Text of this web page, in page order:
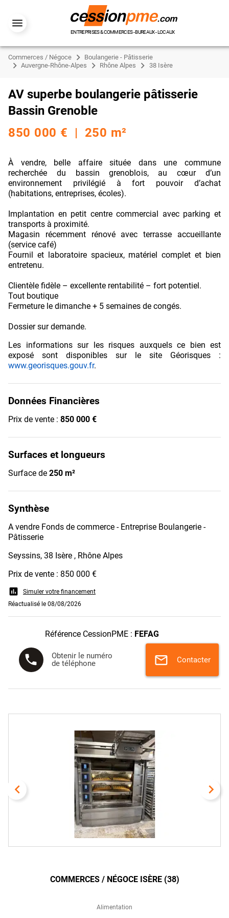
ENTREPRISES & COMMERCES - BUREAUX - LOCAUX
Commerces / Négoce
Boulangerie - Pâtisserie
Auvergne-Rhône-Alpes
Rhône Alpes 38 Isère
AV superbe boulangerie pâtisserie
Bassin Grenoble
850 000 € | 250 m²
À vendre, belle affaire située dans une commune
recherchée du bassin grenoblois, au cœur d’un
environnement privilégié à fort pouvoir d’achat
(habitations, entreprises, écoles).
Implantation en petit centre commercial avec parking et
transports à proximité.
Magasin récemment rénové avec terrasse accueillante
(service café)
Fournil et laboratoire spacieux, matériel complet et bien
entretenu.
Clientèle fidèle – excellente rentabilité – fort potentiel.
Tout boutique
Fermeture le dimanche + 5 semaines de congés.
Dossier sur demande.
Les informations sur les risques auxquels ce bien est
exposé sont disponibles sur le site Géorisques :
www.georisques.gouv.fr.
Données Financières
Prix de vente : 850 000 €
Surfaces et longueurs
Surface de 250 m²
Synthèse
A vendre Fonds de commerce - Entreprise Boulangerie -
Pâtisserie
Seyssins, 38 Isère , Rhône Alpes
Prix de vente : 850 000 €
assessment
Simuler votre financement
Réactualisé le 08/08/2026
Référence CessionPME : FEFAG
phone
Obtenir le numéro
de téléphone
mail Contacter
navigate_before navigate_next
COMMERCES / NÉGOCE ISÈRE (38)
Alimentation